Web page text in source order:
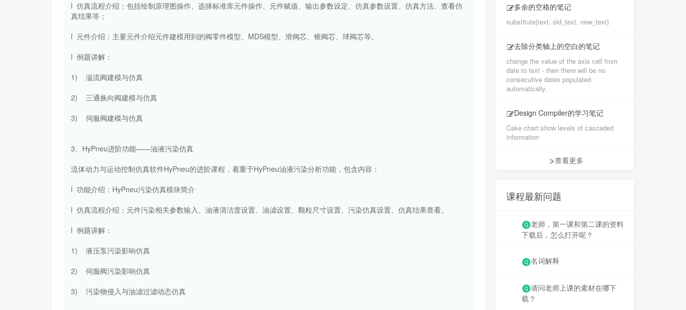
l 仿真流程介绍：包括绘制原理图操作、选择标准库元件操作、元件赋值、输出参数设定、仿真参数设置、仿真方法、查看仿
真结果等；
l 元件介绍：主要元件介绍元件建模用到的阀零件模型、MDS模型、滑阀芯、锥阀芯、球阀芯等。
l 例题讲解：
1) 溢流阀建模与仿真
2) 三通换向阀建模与仿真
3) 伺服阀建模与仿真
3、HyPneu进阶功能——油液污染仿真
流体动力与运动控制仿真软件HyPneu的进阶课程，着重于HyPneu油液污染分析功能，包含内容：
l 功能介绍：HyPneu污染仿真模块简介
l 仿真流程介绍：元件污染相关参数输入、油液清洁度设置、油滤设置、颗粒尺寸设置、污染仿真设置、仿真结果查看。
l 例题讲解：
1) 液压泵污染影响仿真
2) 伺服阀污染影响仿真
3) 污染物侵入与油滤过滤动态仿真
多余的空格的笔记
substitute(text, old_text, new_text)
去除分类轴上的空白的笔记
change the value of the axis cell from
date to text - then there will be no
consecutive dates populated
automatically.
Design Compiler的学习笔记
Cake chart:show levels of cascaded
information
查看更多
课程最新问题
老师，第一课和第二课的资料
下载后，怎么打开呢？
名词解释
请问老师上课的素材在哪下
载？